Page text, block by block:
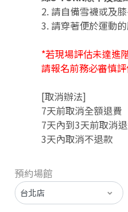
2. 請自備雪襪或及
3. 請穿著便於運動
*若現場評估未達進
請報名前務必審慎
[取消辦法]
7天前取消全額退費
7天內到3天前取消
3天內取消不退款
預約場館